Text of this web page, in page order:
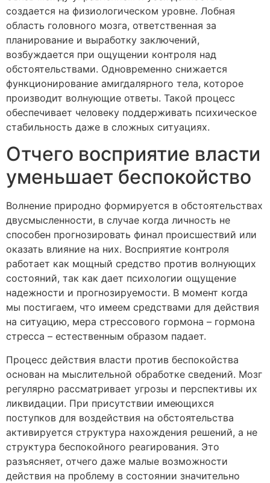
создается на физиологическом уровне. Лобная
область головного мозга, ответственная за
планирование и выработку заключений,
возбуждается при ощущении контроля над
обстоятельствами. Одновременно снижается
функционирование амигдалярного тела, которое
производит волнующие ответы. Такой процесс
обеспечивает человеку поддерживать психическое
стабильность даже в сложных ситуациях.
Отчего восприятие власти
уменьшает беспокойство
Волнение природно формируется в обстоятельствах
двусмысленности, в случае когда личность не
способен прогнозировать финал происшествий или
оказать влияние на них. Восприятие контроля
работает как мощный средство против волнующих
состояний, так как дает психологии ощущение
надежности и прогнозируемости. В момент когда
мы постигаем, что имеем средствами для действия
на ситуацию, мера стрессового гормона – гормона
стресса – естественным образом падает.
Процесс действия власти против беспокойства
основан на мыслительной обработке сведений. Мозг
регулярно рассматривает угрозы и перспективы их
ликвидации. При присутствии имеющихся
поступков для воздействия на обстоятельства
активируется структура нахождения решений, а не
структура беспокойного реагирования. Это
разъясняет, отчего даже малые возможности
действия на проблему в состоянии значительно